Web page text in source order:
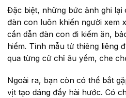
Đặc biệt, những bức ảnh ghi lại
đàn con luôn khiến người xem
cần dẫn đàn con đi kiếm ăn,
hiểm. Tình mẫu tử thiêng liêng
qua từng cử chỉ âu yếm, che
Ngoài ra, bạn còn có thể bắt
vịt tạo dáng đầy hài hước. Có